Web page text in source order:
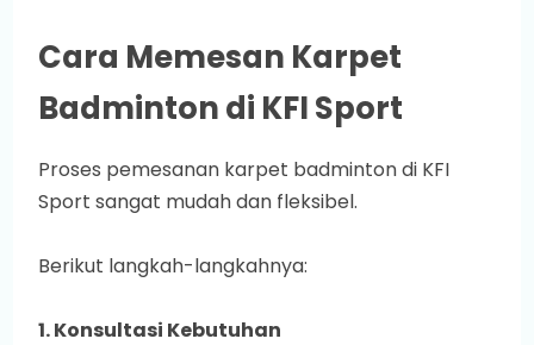
Cara Memesan Karpet
Badminton di KFI Sport
Proses pemesanan karpet badminton di KFI
Sport sangat mudah dan fleksibel.
Berikut langkah-langkahnya:
1. Konsultasi Kebutuhan